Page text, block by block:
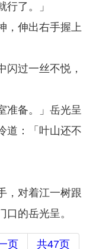
行了。」
，伸出右手握上
闪过一丝不悦，
准备。」岳光呈
道：「叶山还不
，对着江一树跟
的岳光呈。
页 共47页